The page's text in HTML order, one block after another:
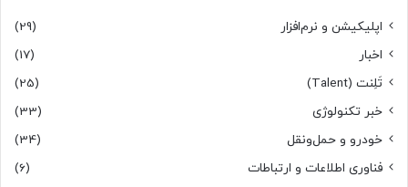
اپلیکیشن و نرم‌افزار
(29)
اخبار
(17)
تَلِنت (Talent)
(25)
خبر تکنولوژی
(33)
خودرو و حمل‌و‌نقل
(34)
فناوری اطلاعات و ارتباطات
(6)